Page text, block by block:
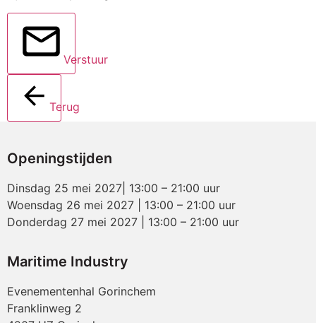
Verstuur
Terug
Openingstijden
Dinsdag 25 mei 2027| 13:00 – 21:00 uur
Woensdag 26 mei 2027 | 13:00 – 21:00 uur
Donderdag 27 mei 2027 | 13:00 – 21:00 uur
Maritime Industry
Evenementenhal Gorinchem
Franklinweg 2